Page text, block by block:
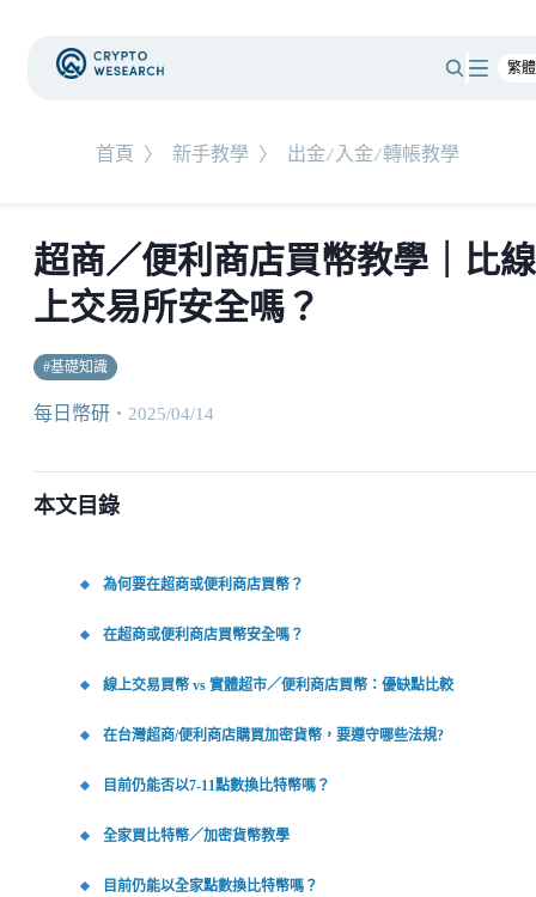
首頁 〉 新手教學 〉 出金/入金/轉帳教學
超商／便利商店買幣教學｜比線
上交易所安全嗎？
#基礎知識
每日幣研 ・ 2025/04/14
本文目錄
為何要在超商或便利商店買幣？
在超商或便利商店買幣安全嗎？
線上交易買幣 vs 實體超市／便利商店買幣：優缺點比較
在台灣超商/便利商店購買加密貨幣，要遵守哪些法規?
目前仍能否以7-11點數換比特幣嗎？
全家買比特幣／加密貨幣教學
目前仍能以全家點數換比特幣嗎？